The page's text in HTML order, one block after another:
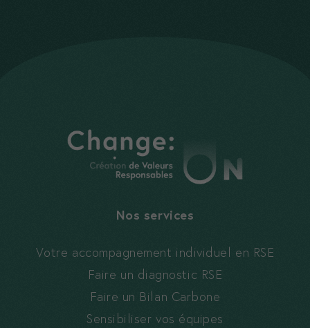
Nos services
Votre accompagnement individuel en RSE
Faire un diagnostic RSE
Faire un Bilan Carbone
Sensibiliser vos équipes